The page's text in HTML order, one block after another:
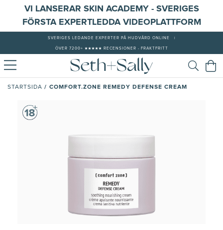
VI LANSERAR SKIN ACADEMY - SVERIGES
FÖRSTA EXPERTLEDDA VIDEOPLATTFORM
SVERIGES LEDANDE EXPERTER PÅ HUDVÅRD ONLINE
ÖVER 7200+ ★★★★★ RECENSIONER - FRAKTFRITT
STARTSIDA / COMFORT.ZONE REMEDY DEFENSE CREAM